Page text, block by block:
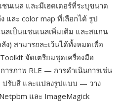
นเนล และมีเฮดเดอร์ที่ระบุขนาด
และ color map ที่เลือกได้ รูป
ลเป็นแชนเนลเพิ่มเติม และสแกน
ง) สามารถละเว้นได้ทั้งหมดเพื่อ
จัดเตรียมชุดเครื่องมือ
ารภาพ RLE — การดำเนินการเช่น
รับสี และแปลงรูปแบบ — วาง
และ ImageMagick